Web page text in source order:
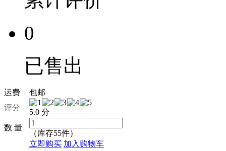
0
已售出
运费
包邮
评分
5.0 分
数 量
（库存55件）
立即购买 加入购物车